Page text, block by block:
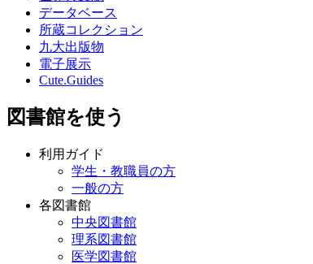
データベース
所蔵コレクション
九大出版物
電子展示
Cute.Guides
図書館を使う
利用ガイド
学生・教職員の方
一般の方
各図書館
中央図書館
理系図書館
医学図書館